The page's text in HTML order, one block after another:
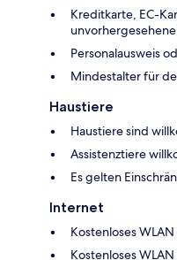
Kreditkarte, EC-
Personalausweis
Mindestalter für
Haustiere
Haustiere sind
Assistenztiere
Es gelten
Internet
Kostenloses
Kostenloses